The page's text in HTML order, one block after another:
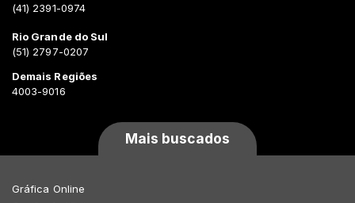
(41) 2391-0974
Rio Grande do Sul
(51) 2797-0207
Demais Regiões
4003-9016
Mais buscados
Gráfica Online